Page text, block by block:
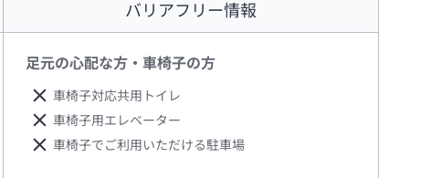
バリアフリー情報
足元の心配な方・車椅子の方
車椅子対応共用トイレ
車椅子用エレベーター
車椅子でご利用いただける駐車場